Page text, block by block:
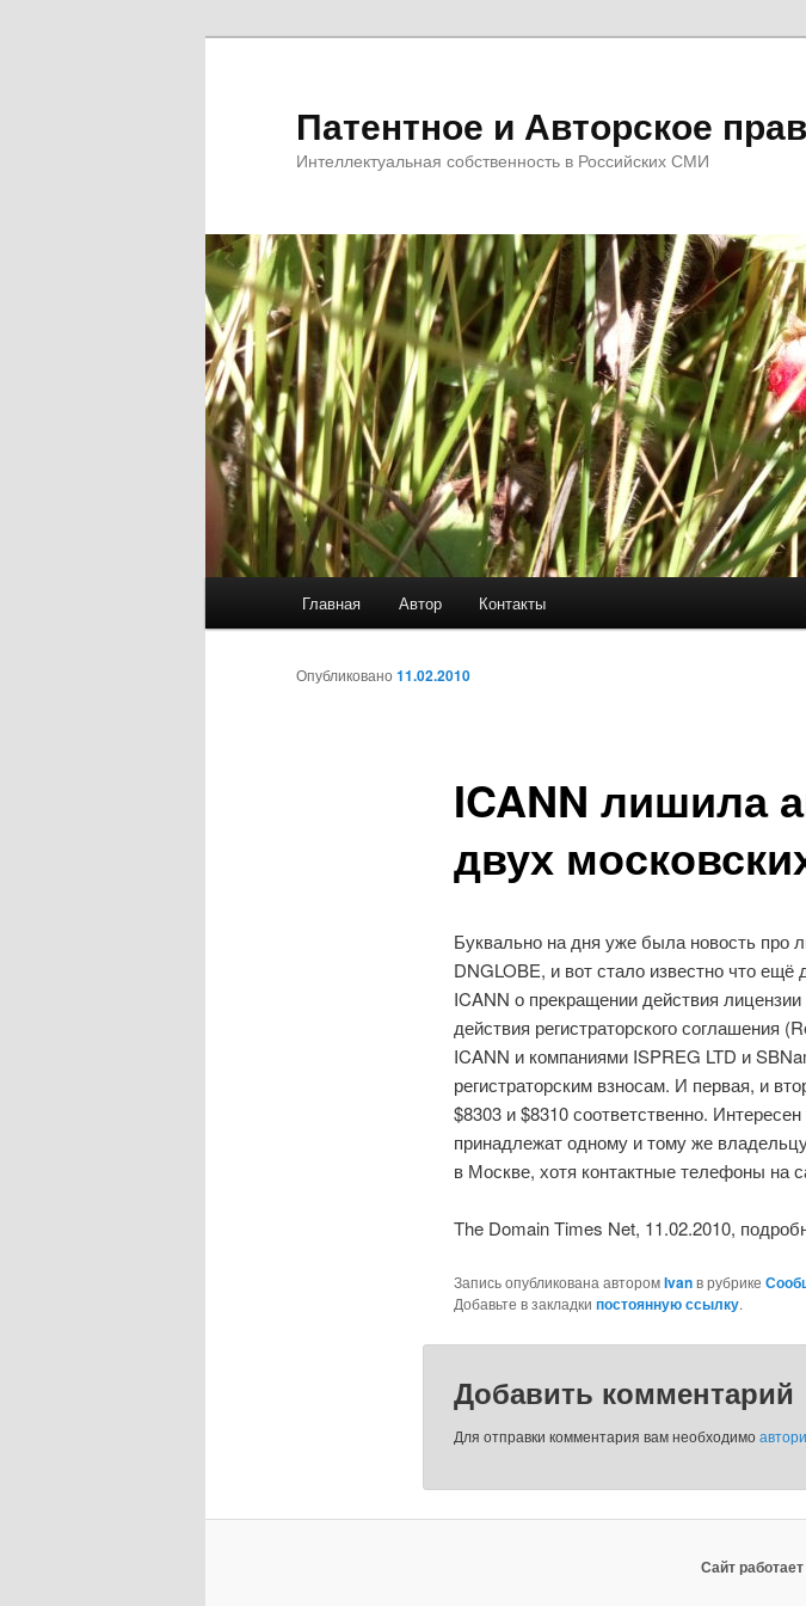
Патентное и Авторское
Интеллектуальная собственность в Российских СМИ
Главная Автор Контакты
ICANN лишила
двух
Опубликовано 11.02.2010
Буквально на дня уже была новость про
DNGLOBE, и вот стало известно что
ICANN о прекращении действия
действия регистраторского соглашения
ICANN и компаниями ISPREG LTD и
регистраторским взносам. И первая, и
$8303 и $8310 соответственно.
принадлежат одному и тому же
в Москве, хотя контактные телефоны на
The Domain Times Net, 11.02.2010,
Запись опубликована авторомIvanв рубрике
Добавьте в закладки постоянную ссылку.
Добавить комментарий
Для отправки комментария вам необходимо
Сайт